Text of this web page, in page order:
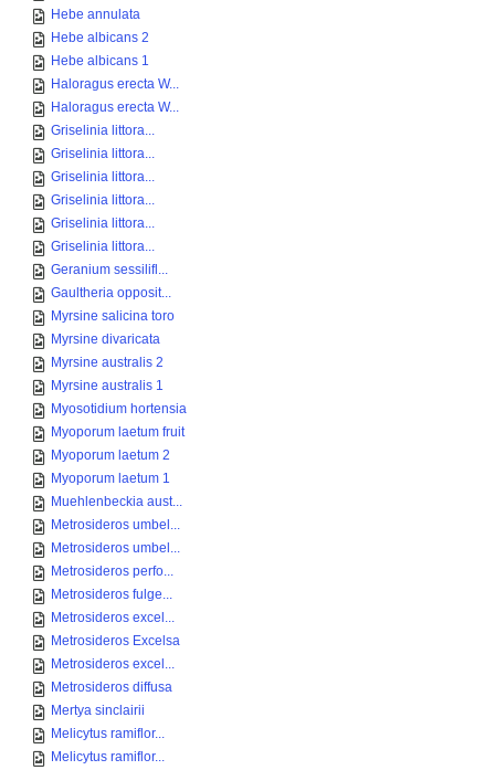
Hebe annulata
Hebe albicans 2
Hebe albicans 1
Haloragus erecta W...
Haloragus erecta W...
Griselinia littora...
Griselinia littora...
Griselinia littora...
Griselinia littora...
Griselinia littora...
Griselinia littora...
Geranium sessilifl...
Gaultheria opposit...
Myrsine salicina toro
Myrsine divaricata
Myrsine australis 2
Myrsine australis 1
Myosotidium hortensia
Myoporum laetum fruit
Myoporum laetum 2
Myoporum laetum 1
Muehlenbeckia aust...
Metrosideros umbel...
Metrosideros umbel...
Metrosideros perfo...
Metrosideros fulge...
Metrosideros excel...
Metrosideros Excelsa
Metrosideros excel...
Metrosideros diffusa
Mertya sinclairii
Melicytus ramiflor...
Melicytus ramiflor...